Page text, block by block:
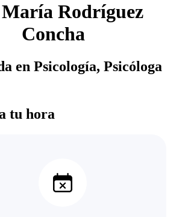
Rodríguez
Concha
en Psicología, Psicóloga
tu hora